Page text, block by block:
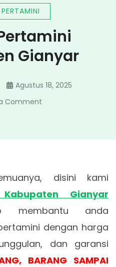
Gianyar
Agustus 18, 2025
Commenton
Kabupaten
disini kami
Gianyar
membantu anda
dengan harga
dan garansi
BARANG SAMPAI